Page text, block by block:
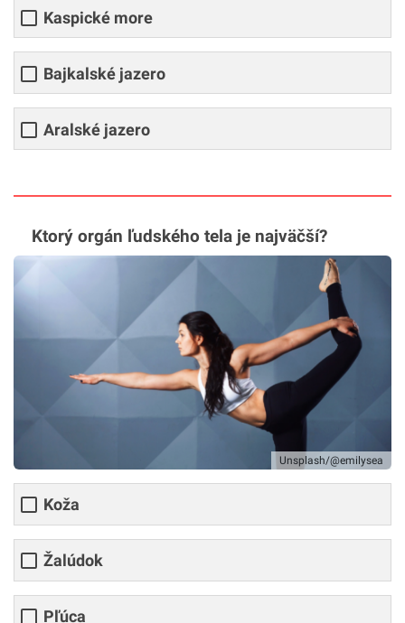
Kaspické more
Bajkalské jazero
Aralské jazero
Ktorý orgán ľudského tela je najväčší?
Unsplash/@emilysea
Koža
Žalúdok
Pľúca